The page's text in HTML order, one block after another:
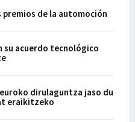
premios de la automoción
su acuerdo tecnológico
dirulaguntza jaso du
eraikitzeko